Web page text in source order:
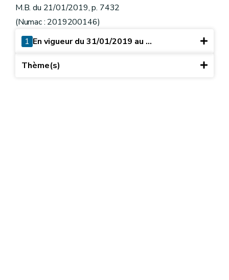
M.B. du 21/01/2019, p. 7432
(Numac : 2019200146)
1 En vigueur du 31/01/2019 au ...
Thème(s)